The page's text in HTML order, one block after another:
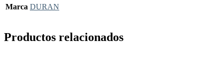
RS485
cantidad
Marca DURAN
Productos relacionados